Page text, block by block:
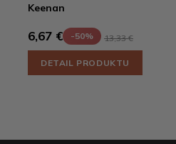
Keenan
6,67 € -50% 13,33 €
DETAIL PRODUKTU